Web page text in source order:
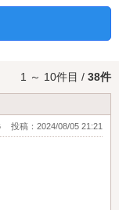
1 ～ 10件目 / 38件
投稿：2024/08/05 21:21